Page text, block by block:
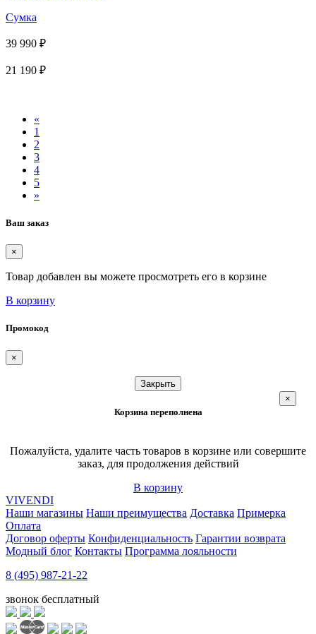
Сумка
39 990 ₽
21 190 ₽
«
1
2
3
4
5
»
Ваш заказ
×
Товар добавлен вы можете просмотреть его в корзине
В корзину
Промокод
×
Закрыть
Корзина переполнена
×
Пожалуйста, удалите часть товаров в корзине или совершите
заказ, для продолжения действий
В корзину
VIVENDI
Наши магазины Наши преимущества Доставка Примерка
Оплата
Договор оферты Конфиденциальность Гарантии возврата
Модный блог Контакты Программа лояльности
8 (495) 987-21-22
звонок бесплатный